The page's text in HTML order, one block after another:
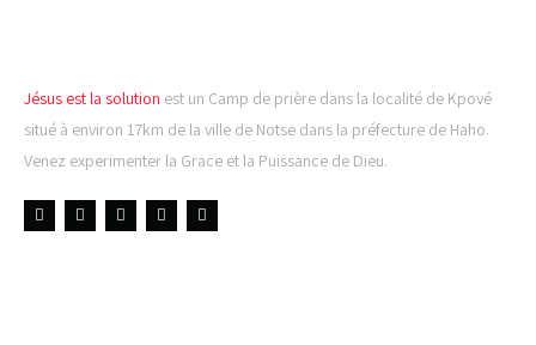
Jésus est la solution est un Camp de prière dans la localité de Kpové
situé à environ 17km de la ville de Notse dans la préfecture de Haho.
Venez experimenter la Grace et la Puissance de Dieu.